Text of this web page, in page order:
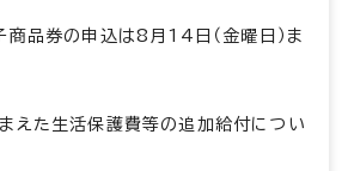
商品券の申込は8月14日（金曜日）ま
えた生活保護費等の追加給付につい